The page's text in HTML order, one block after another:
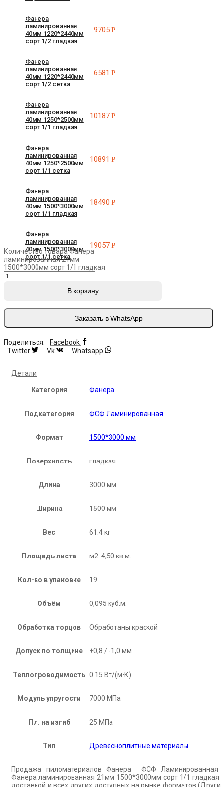
Фанера
ламинированная
40мм 1220*2440мм
сорт 1/2 гладкая
9705Р
Фанера
ламинированная
40мм 1220*2440мм
сорт 1/2 сетка
6581Р
Фанера
ламинированная
40мм 1250*2500мм
сорт 1/1 гладкая
10187Р
Фанера
ламинированная
40мм 1250*2500мм
сорт 1/1 сетка
10891Р
Фанера
ламинированная
40мм 1500*3000мм
сорт 1/1 гладкая
18490Р
Фанера
ламинированная
40мм 1500*3000мм
сорт 1/1 сетка
19057Р
Количество товара Фанера
ламинированная 21мм
1500*3000мм сорт 1/1 гладкая
В корзину
Заказать в WhatsApp
Поделиться:
Facebook
Twitter
Vk Whatsapp
Детали
Категория Фанера
Подкатегория ФСФ Ламинированная
Формат 1500*3000 мм
Поверхность гладкая
Длина 3000 мм
Ширина 1500 мм
Вес 61.4 кг
Площадь листа м2: 4,50 кв.м.
Кол-во в упаковке 19
Объём 0,095 куб.м.
Обработка торцов Обработаны краской
Допуск по толщине +0,8 / -1,0 мм
Теплопроводимость 0.15 Вт/(м⋅К)
Модуль упругости 7000 МПа
Пл. на изгиб 25 МПа
Тип Древесноплитные материалы
Продажа пиломатериалов Фанера ФСФ
Фанера ламинированная 21мм 1500*3000мм сорт 1/1 гладкая
доставкой и всех других доступных на рынке